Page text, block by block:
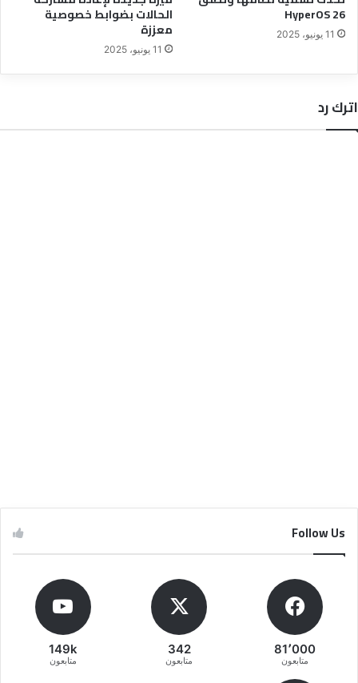
HyperOS 26
11 يونيو، 2025
الحالات بضوابط خصوصية
معززة
11 يونيو، 2025
اترك رد
Follow Us
81٬000
متابعون
342
متابعون
149k
متابعون